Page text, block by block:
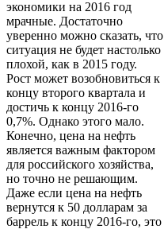
экономики на 2016 год
мрачные. Достаточно
уверенно можно сказать, что
ситуация не будет настолько
плохой, как в 2015 году.
Рост может возобновиться к
концу второго квартала и
достичь к концу 2016-го
0,7%. Однако этого мало.
Конечно, цена на нефть
является важным фактором
для российского хозяйства,
но точно не решающим.
Даже если цена на нефть
вернутся к 50 долларам за
баррель к концу 2016-го, это